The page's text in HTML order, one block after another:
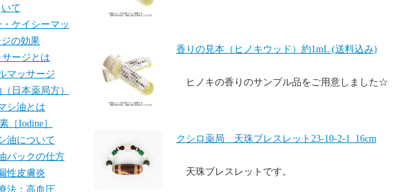
香りの見本（ヒノキウッド）約1mL (送料込み)
ヒノキの香りのサンプル品をご用意しました☆
クシロ薬局 天珠ブレスレット23-10-2-1_16cm
天珠ブレスレットです。